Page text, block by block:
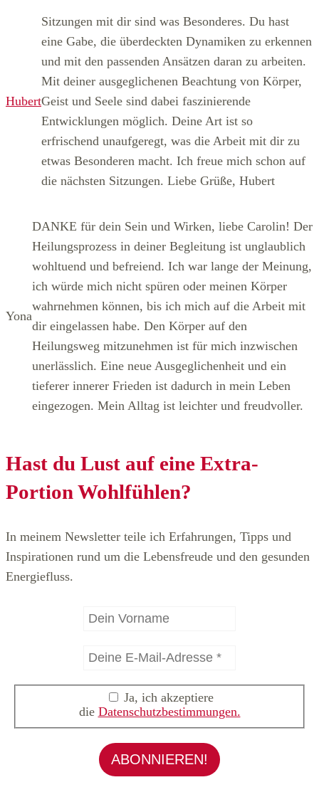
Hubert
Sitzungen mit dir sind was Besonderes. Du hast
eine Gabe, die überdeckten Dynamiken zu erkennen
und mit den passenden Ansätzen daran zu arbeiten.
Mit deiner ausgeglichenen Beachtung von Körper,
Geist und Seele sind dabei faszinierende
Entwicklungen möglich. Deine Art ist so
erfrischend unaufgeregt, was die Arbeit mit dir zu
etwas Besonderen macht. Ich freue mich schon auf
die nächsten Sitzungen. Liebe Grüße, Hubert
Yona
DANKE für dein Sein und Wirken, liebe Carolin! Der
Heilungsprozess in deiner Begleitung ist unglaublich
wohltuend und befreiend. Ich war lange der Meinung,
ich würde mich nicht spüren oder meinen Körper
wahrnehmen können, bis ich mich auf die Arbeit mit
dir eingelassen habe. Den Körper auf den
Heilungsweg mitzunehmen ist für mich inzwischen
unerlässlich. Eine neue Ausgeglichenheit und ein
tieferer innerer Frieden ist dadurch in mein Leben
eingezogen. Mein Alltag ist leichter und freudvoller.
Hast du Lust auf eine Extra-
Portion Wohlfühlen?
In meinem Newsletter teile ich Erfahrungen, Tipps und
Inspirationen rund um die Lebensfreude und den gesunden
Energiefluss.
Ja, ich akzeptiere
die Datenschutzbestimmungen.